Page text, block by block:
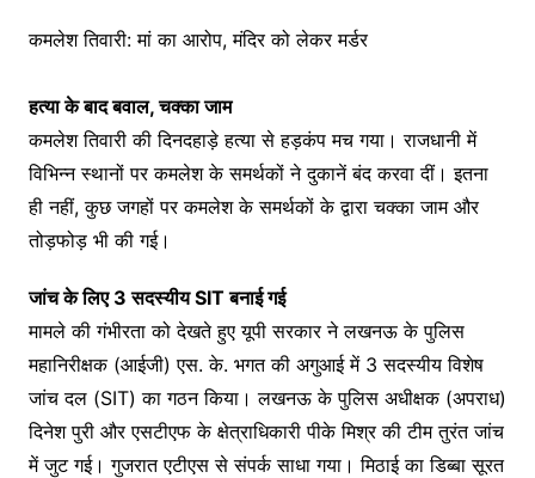
कमलेश तिवारी: मां का आरोप, मंदिर को लेकर मर्डर
हत्या के बाद बवाल, चक्का जाम
कमलेश तिवारी की दिनदहाड़े हत्या से हड़कंप मच गया। राजधानी में
विभिन्न स्थानों पर कमलेश के समर्थकों ने दुकानें बंद करवा दीं। इतना
ही नहीं, कुछ जगहों पर कमलेश के समर्थकों के द्वारा चक्का जाम और
तोड़फोड़ भी की गई।
जांच के लिए 3 सदस्यीय SIT बनाई गई
मामले की गंभीरता को देखते हुए यूपी सरकार ने लखनऊ के पुलिस
महानिरीक्षक (आईजी) एस. के. भगत की अगुआई में 3 सदस्यीय विशेष
जांच दल (SIT) का गठन किया। लखनऊ के पुलिस अधीक्षक (अपराध)
दिनेश पुरी और एसटीएफ के क्षेत्राधिकारी पीके मिश्र की टीम तुरंत जांच
में जुट गई। गुजरात एटीएस से संपर्क साधा गया। मिठाई का डिब्बा सूरत